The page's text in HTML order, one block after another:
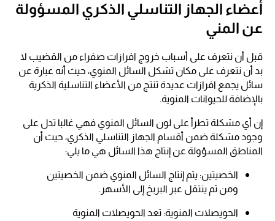
أعضاء الجهاز التناسلي الذكري المسؤولة
عن المني
قبل أن نتعرف على أسباب خروج افرازات صفراء من القضيب لا
بد أن نتعرف على مكان تشكل السائل المنوي، حيث أنه عبارة عن
سائل يجمع افرازات عديدة تنتج من الأعضاء التناسلية الذكرية
بالإضافة للحيوانات المنوية.
إن أي مشكلة تطرأ على لون السائل المنوي فهي غالبا تدل على
وجود مشكلة ضمن أقسام الجهاز التناسلي الذكري، حيث أن
المناطق المسؤولة عن إنتاج هذا السائل هي ما يلي:
الخصيتين: يتم إنتاج السائل المنوي ضمن الخصيتين
ومن ثم ينتقل عبر البربخ إلى الأسهر.
الحويصلات المنوية: تعد الحويصلات المنوية